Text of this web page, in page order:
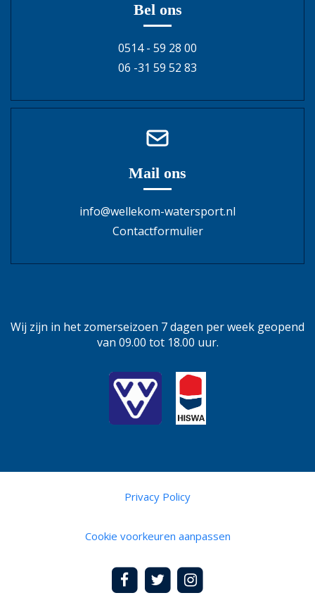
Bel ons
0514 - 59 28 00
06 -31 59 52 83
Mail ons
info@wellekom-watersport.nl
Contactformulier
Wij zijn in het zomerseizoen 7 dagen per week geopend
van 09.00 tot 18.00 uur.
Privacy Policy
Cookie voorkeuren aanpassen